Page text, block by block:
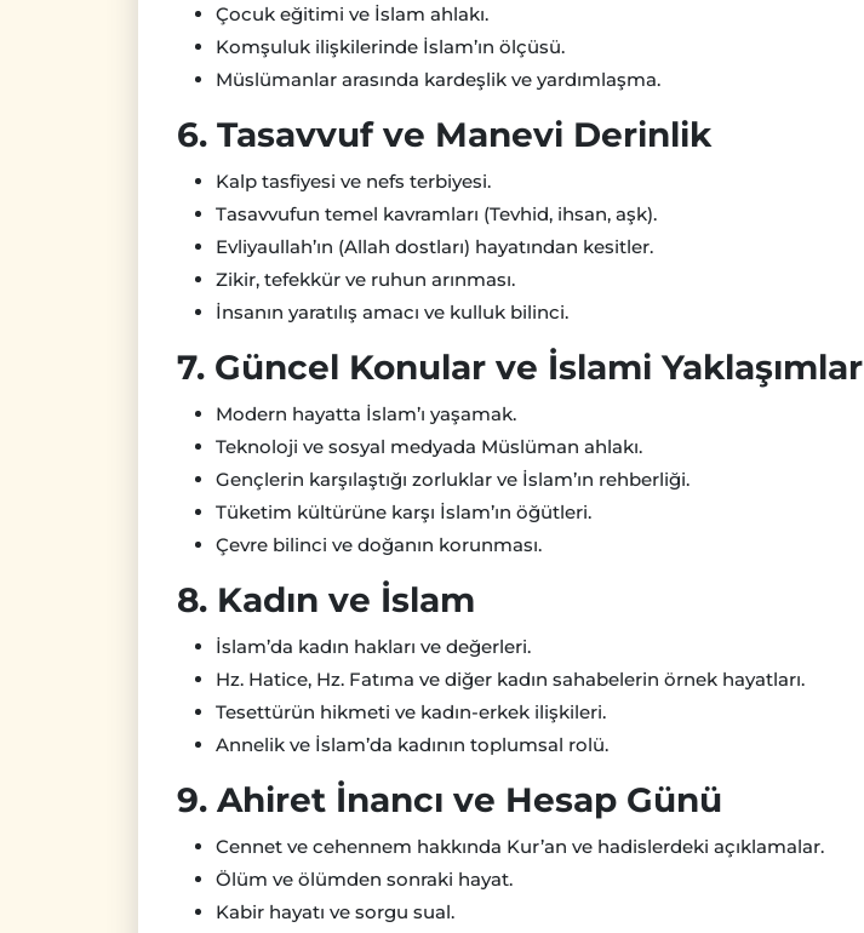
Çocuk eğitimi ve İslam ahlakı.
Komşuluk ilişkilerinde İslam’ın ölçüsü.
Müslümanlar arasında kardeşlik ve yardımlaşma.
6. Tasavvuf ve Manevi Derinlik
Kalp tasfiyesi ve nefs terbiyesi.
Tasavvufun temel kavramları (Tevhid, ihsan, aşk).
Evliyaullah’ın (Allah dostları) hayatından kesitler.
Zikir, tefekkür ve ruhun arınması.
İnsanın yaratılış amacı ve kulluk bilinci.
7. Güncel Konular ve İslami Yaklaşımlar
Modern hayatta İslam’ı yaşamak.
Teknoloji ve sosyal medyada Müslüman ahlakı.
Gençlerin karşılaştığı zorluklar ve İslam’ın rehberliği.
Tüketim kültürüne karşı İslam’ın öğütleri.
Çevre bilinci ve doğanın korunması.
8. Kadın ve İslam
İslam’da kadın hakları ve değerleri.
Hz. Hatice, Hz. Fatıma ve diğer kadın sahabelerin örnek hayatları.
Tesettürün hikmeti ve kadın-erkek ilişkileri.
Annelik ve İslam’da kadının toplumsal rolü.
9. Ahiret İnancı ve Hesap Günü
Cennet ve cehennem hakkında Kur’an ve hadislerdeki açıklamalar.
Ölüm ve ölümden sonraki hayat.
Kabir hayatı ve sorgu sual.